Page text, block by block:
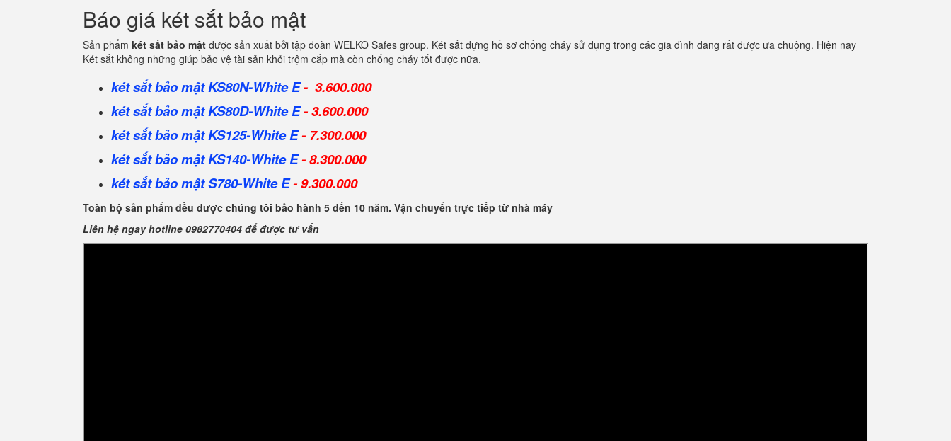
Báo giá két sắt bảo mật
Sản phẩm két sắt bảo mật được sản xuất bởi tập đoàn WELKO Safes group. Két sắt đựng hồ sơ chống cháy sử dụng trong các gia đình đang rất được ưa chuộng. Hiện nay
Két sắt không những giúp bảo vệ tài sản khỏi trộm cắp mà còn chống cháy tốt được nữa.
két sắt bảo mậtKS80N-White E- 3.600.000
két sắt bảo mật KS80D-White E- 3.600.000
két sắt bảo mật KS125-White E- 7.300.000
két sắt bảo mật KS140-White E- 8.300.000
két sắt bảo mật S780-White E- 9.300.000
Toàn bộ sản phẩm đều được chúng tôi bảo hành 5 đến 10 năm. Vận chuyển trực tiếp từ nhà máy
Liên hệ ngay hotline 0982770404 để được tư vấn